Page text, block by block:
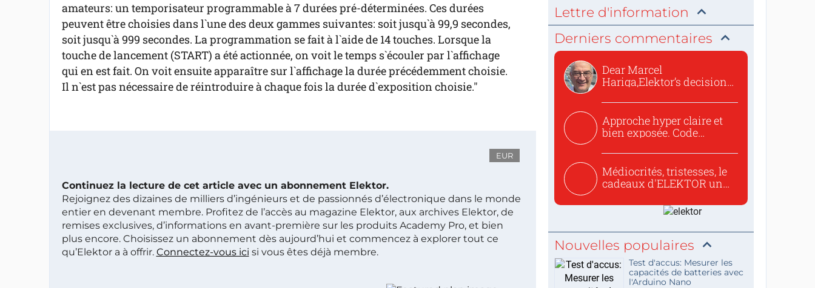
amateurs: un temporisateur programmable à 7 durées pré-déterminées. Ces durées
peuvent être choisies dans l`une des deux gammes suivantes: soit jusqu`à 99,9 secondes,
soit jusqu`à 999 secondes. La programmation se fait à l`aide de 14 touches. Lorsque la
touche de lancement (START) a été actionnée, on voit le temps s`écouler par l`affichage
qui en est fait. On voit ensuite apparaître sur l`affichage la durée précédemment choisie.
Il n`est pas nécessaire de réintroduire à chaque fois la durée d`exposition choisie."
EUR
Continuez la lecture de cet article avec un abonnement Elektor.
Rejoignez des dizaines de milliers d’ingénieurs et de passionnés d’électronique dans le monde
entier en devenant membre. Profitez de l’accès au magazine Elektor, aux archives Elektor, de
remises exclusives, d’informations en avant-première sur les produits Academy Pro, et bien
plus encore. Choisissez un abonnement dès aujourd’hui et commencez à explorer tout ce
qu’Elektor a à offrir. Connectez-vous ici si vous êtes déjà membre.
Lettre d'information
Derniers commentaires
Dear Marcel
Hariga,Elektor’s decision
Approche hyper claire et
bien exposée. Code
Médiocrités, tristesses, le
cadeaux d'ELEKTOR un
Nouvelles populaires
Test d'accus: Mesurer les
capacités de batteries avec
l'Arduino Nano